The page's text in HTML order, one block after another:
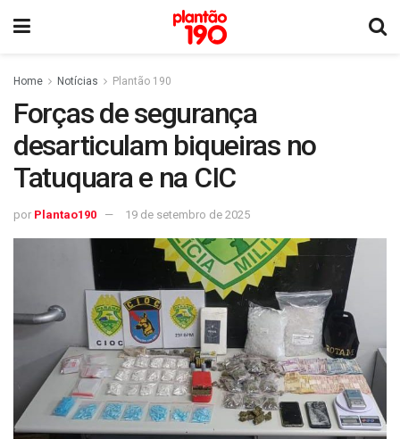
Home Notícias Plantão 190
Forças de segurança
desarticulam biqueiras no
Tatuquara e na CIC
por Plantao190 19 de setembro de 2025